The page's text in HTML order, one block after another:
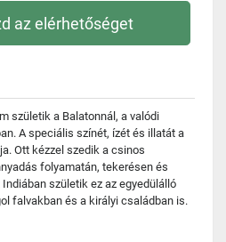
az elérhetőséget
születik a Balatonnál, a valódi
A speciális színét, ízét és illatát a
Ott kézzel szedik a csinos
folyamatán, tekerésen és
születik ez az egyedülálló
falvakban és a királyi családban is.